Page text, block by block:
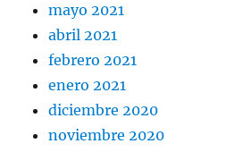
mayo 2021
abril 2021
febrero 2021
enero 2021
diciembre 2020
noviembre 2020